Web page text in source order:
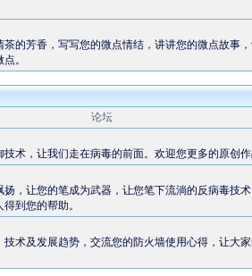
茶的芳香，写写您的微点情结，讲讲您的微点故事
。
论坛
技术，让我们走在病毒的前面。欢迎您更多的原创
扬，让您的笔成为武器，让您笔下流淌的反病毒技
到您的帮助。
技术及发展趋势，交流您的防火墙使用心得，让大